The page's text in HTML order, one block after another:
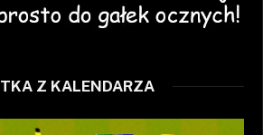
Z KALENDARZA